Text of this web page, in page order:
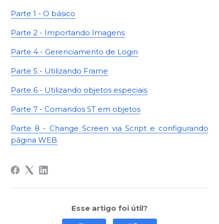
Parte 1 - O básico
Parte 2 - Importando Imagens
Parte 4 - Gerenciamento de Login
Parte 5 - Utilizando Frame
Parte 6 - Utilizando objetos especiais
Parte 7 - Comandos ST em objetos
Parte 8 - Change Screen via Script e configurando
página WEB
Esse artigo foi útil?